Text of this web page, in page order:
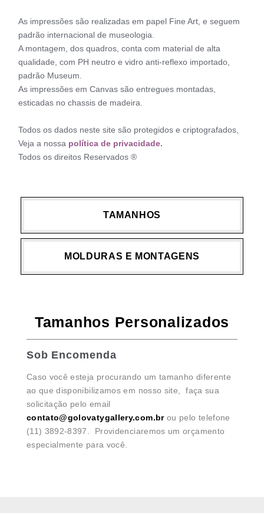
As impressões são realizadas em papel Fine Art, e seguem
padrão internacional de museologia.
A montagem, dos quadros, conta com material de alta
qualidade, com PH neutro e vidro anti-reflexo importado,
padrão Museum.
As impressões em Canvas são entregues montadas,
esticadas no chassis de madeira.
Todos os dados neste site são protegidos e criptografados,
Veja a nossa política de privacidade.
Todos os direitos Reservados ®
TAMANHOS
MOLDURAS E MONTAGENS
Tamanhos Personalizados
Sob Encomenda
Caso você esteja procurando um tamanho diferente
ao que disponibilizamos em nosso site, faça sua
solicitação pelo email
contato@golovatygallery.com.brou pelo telefone
(11) 3892-8397. Providenciaremos um orçamento
especialmente para você.